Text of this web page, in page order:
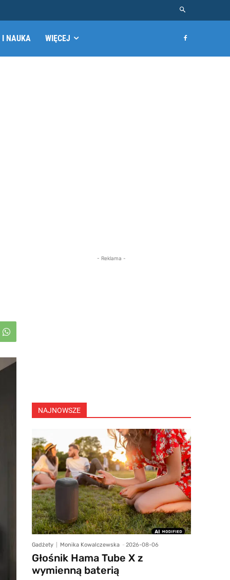
I NAUKA WIĘCEJ
- Reklama -
NAJNOWSZE
Gadżety Monika Kowalczewska - 2026-08-06
Głośnik Hama Tube X z
wymienną baterią